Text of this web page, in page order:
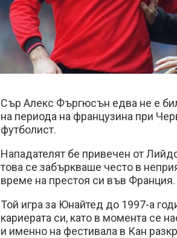
Сър Алекс Фъргюсън едва не е
на периода на французина при
футболист.
Нападателят бе привечен от
това се забъркваше често в
време на престоя си във Франция.
Той игра за Юнайтед до 1997-а
кариерата си, като в момента се
и именно на фестивала в Кан